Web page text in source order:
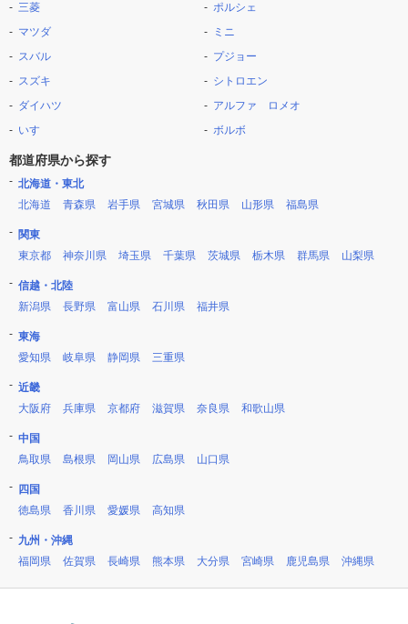
三菱
マツダ
スバル
スズキ
ダイハツ
いすゞ
ポルシェ
ミニ
プジョー
シトロエン
アルファ ロメオ
ボルボ
都道府県から探す
北海道・東北
北海道
青森県 岩手県 宮城県 秋田県 山形県 福島県
関東
東京都
神奈川県 埼玉県 千葉県 茨城県 栃木県 群馬県 山梨県
信越・北陸
新潟県
長野県 富山県 石川県 福井県
東海
愛知県
岐阜県 静岡県 三重県
近畿
大阪府
兵庫県 京都府 滋賀県 奈良県 和歌山県
中国
鳥取県
島根県 岡山県 広島県 山口県
四国
徳島県
香川県 愛媛県 高知県
九州・沖縄
福岡県
佐賀県 長崎県 熊本県 大分県 宮崎県 鹿児島県 沖縄県